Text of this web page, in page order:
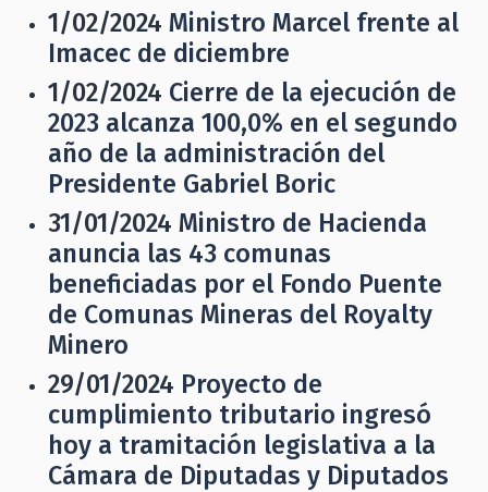
1/02/2024 Ministro Marcel frente al
Imacec de diciembre
1/02/2024 Cierre de la ejecución de
2023 alcanza 100,0% en el segundo
año de la administración del
Presidente Gabriel Boric
31/01/2024 Ministro de Hacienda
anuncia las 43 comunas
beneficiadas por el Fondo Puente
de Comunas Mineras del Royalty
Minero
29/01/2024 Proyecto de
cumplimiento tributario ingresó
hoy a tramitación legislativa a la
Cámara de Diputadas y Diputados